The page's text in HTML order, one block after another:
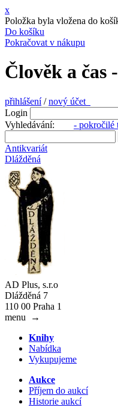
x
Položka byla vložena do
Do košíku
Pokračovat v nákupu
Člověk a
přihlášení/nový účet
Login
Vyhledávání: - pokročilé
Antikvariát
Dlážděná
AD Plus, s.r.o
Dlážděná 7
110 00 Praha 1
menu
→
Knihy
Nabídka
Vykupujeme
Aukce
Příjem do aukcí
Historie aukcí